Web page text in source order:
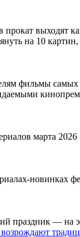
прокат
на 10
фильмы
марта
новинках
праздник —